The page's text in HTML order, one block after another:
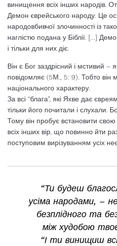
винищення всіх інших народів.
Демон єврейського народу. Це
народовбивчої злочинності із
наглістю подана у Біблії. […]
і тільки для них діє.
Він є Бог заздрісний і мстивий –
повідомляє (5М., 5: 9). Тобто він
національного характеру.
За всі “блага”, які Яхве дає
тільки його почитали і слухали.
Тому він пробує встановити
всіх інших вір, що повинно йти
поступовим вирізуванням усіх
“Ти будеш
усіма народами, –
безплідного та
між худобою
“І ти винищиш